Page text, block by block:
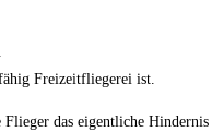
Freizeitfliegerei ist.
das eigentliche Hindernis